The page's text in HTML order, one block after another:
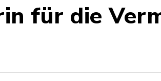
für die